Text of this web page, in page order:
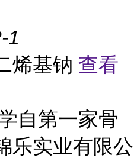
1
烯基钠 查看
自第一家骨
乐实业有限公